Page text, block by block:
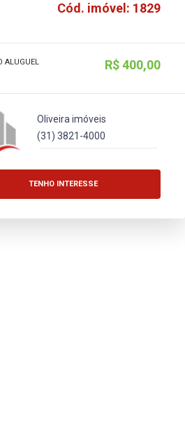
Cód. imóvel: 1829
ALUGUEL R$ 400,00
Oliveira imóveis
(31) 3821-4000
TENHO INTERESSE